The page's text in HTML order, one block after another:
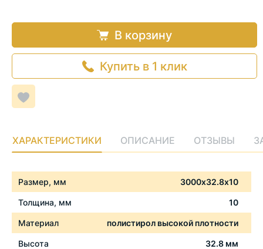
В корзину
Купить в 1 клик
Добавить
в
желаемого
ХАРАКТЕРИСТИКИ ОПИСАНИЕ ОТЗЫВЫ
Характеристики
Размер, мм 3000х32.8х10
Толщина, мм 10
Материал полистирол высокой плотности
Высота 32.8 мм